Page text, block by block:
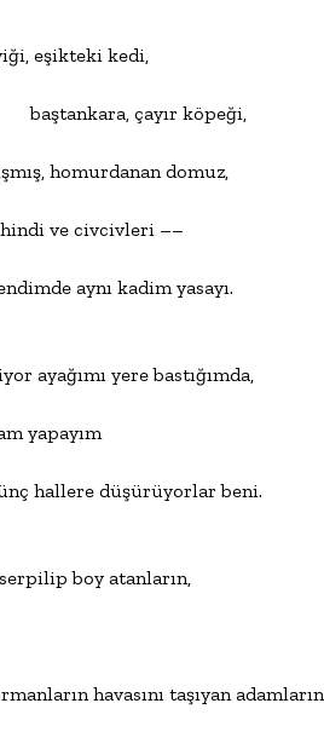
eşikteki kedi,
baştankara, çayır köpeği,
homurdanan domuz,
hindi ve civcivleri ––
aynı kadim yasayı.
ayağımı yere bastığımda,
yapayım
gülünç hallere düşürüyorlar beni.
boy atanların,
ormanların havasını taşıyan adamların,